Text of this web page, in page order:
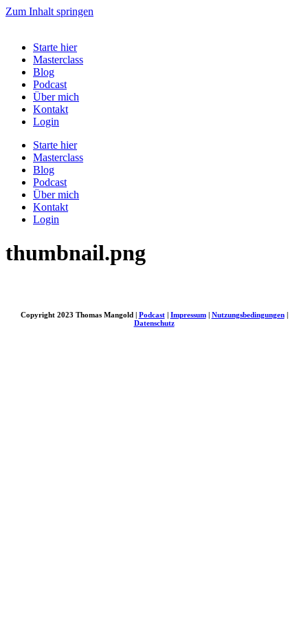
Zum Inhalt springen
Starte hier
Masterclass
Blog
Podcast
Über mich
Kontakt
Login
Starte hier
Masterclass
Blog
Podcast
Über mich
Kontakt
Login
thumbnail.png
Copyright 2023 Thomas Mangold | Podcast| Impressum| Nutzungsbedingungen|
Datenschutz